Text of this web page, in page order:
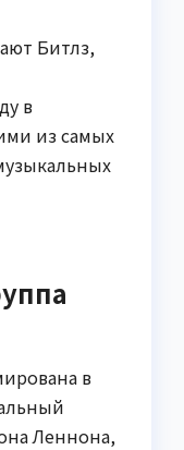
Битлз,
в
из самых
в
Леннона,